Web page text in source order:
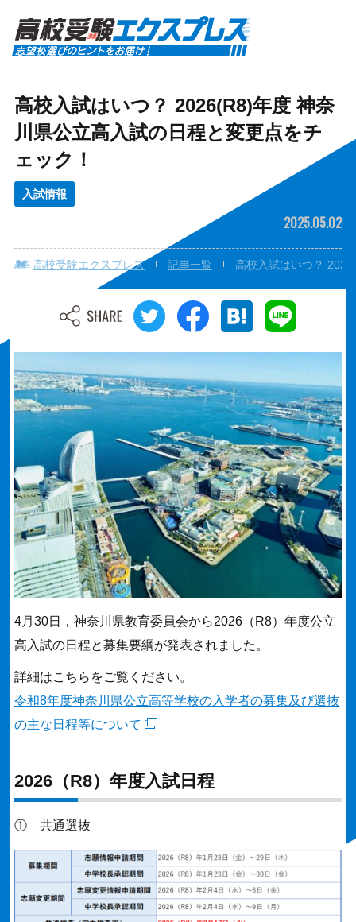
高校入試はいつ？ 2026(R8)年度 神奈
川県公立高入試の日程と変更点をチ
ェック！
入試情報
2025.05.02
高校受験エクスプレス 記事一覧 高校入試はいつ？
4月30日，神奈川県教育委員会から2026（R8）年度公立
高入試の日程と募集要綱が発表されました。
詳細はこちらをご覧ください。
令和8年度神奈川県公立高等学校の入学者の募集及び選抜
の主な日程等について
2026（R8）年度入試日程
① 共通選抜